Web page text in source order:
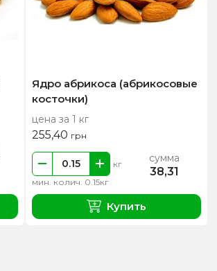
Ядро абрикоса (абрикосовые
косточки)
цена за 1 кг
255,40 грн
мин. колич. 0.15кг
кг сумма
38,31
Купить